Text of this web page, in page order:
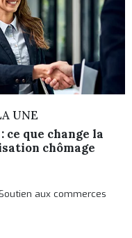
UNE
que change la
chômage
aux commerces